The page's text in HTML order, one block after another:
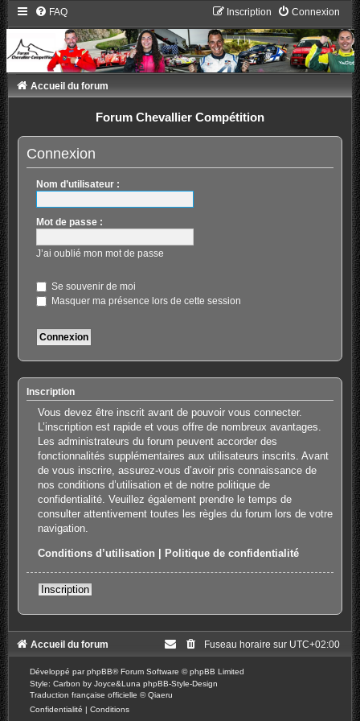
FAQ Connexion
Inscription
Accueil du forum
Forum Chevallier Compétition
Connexion
Nom d’utilisateur :
Mot de passe :
J’ai oublié mon mot de passe
Se souvenir de moi
Masquer ma présence lors de cette session
Inscription
Vous devez être inscrit avant de pouvoir vous connecter.
L’inscription est rapide et vous offre de nombreux avantages.
Les administrateurs du forum peuvent accorder des
fonctionnalités supplémentaires aux utilisateurs inscrits. Avant
de vous inscrire, assurez-vous d’avoir pris connaissance de
nos conditions d’utilisation et de notre politique de
confidentialité. Veuillez également prendre le temps de
consulter attentivement toutes les règles du forum lors de votre
navigation.
Conditions d’utilisation Politique de confidentialité
Inscription
Accueil du forum Fuseau horaire sur UTC+02:00
Développé parphpBB® Forum Software © phpBB Limited
Style: Carbon by Joyce&Luna phpBB-Style-Design
Traduction française officielle ©Qiaeru
Confidentialité | Conditions